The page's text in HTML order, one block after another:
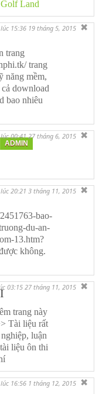
Land
lúc 15:36 19 tháng 5, 2015 ✖
trang
trang
năng mềm,
download
bao nhiêu
ADMIN
lúc 00:41 27 tháng 6, 2015 ✖
lúc 20:21 3 tháng 11, 2015 ✖
bao-
du-an-
13.htm?
không.
03:15 27 tháng 11, 2015 ✖
trang này
Tài liệu rất
luận
liệu ôn thi
lúc 16:56 1 tháng 12, 2015 ✖